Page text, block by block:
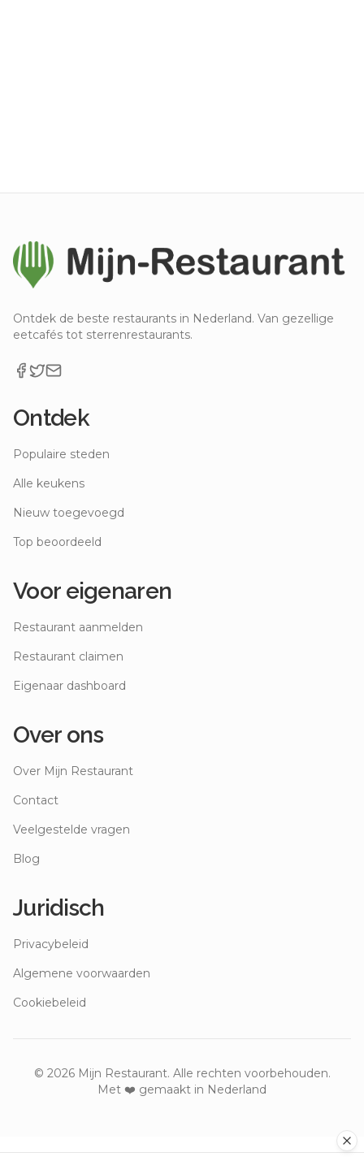
Ontdek de beste restaurants in Nederland. Van gezellige
eetcafés tot sterrenrestaurants.
Ontdek
Populaire steden
Alle keukens
Nieuw toegevoegd
Top beoordeeld
Voor eigenaren
Restaurant aanmelden
Restaurant claimen
Eigenaar dashboard
Over ons
Over Mijn Restaurant
Contact
Veelgestelde vragen
Blog
Juridisch
Privacybeleid
Algemene voorwaarden
Cookiebeleid
© 2026Mijn Restaurant. Alle rechten voorbehouden.
Met ❤️ gemaakt in Nederland